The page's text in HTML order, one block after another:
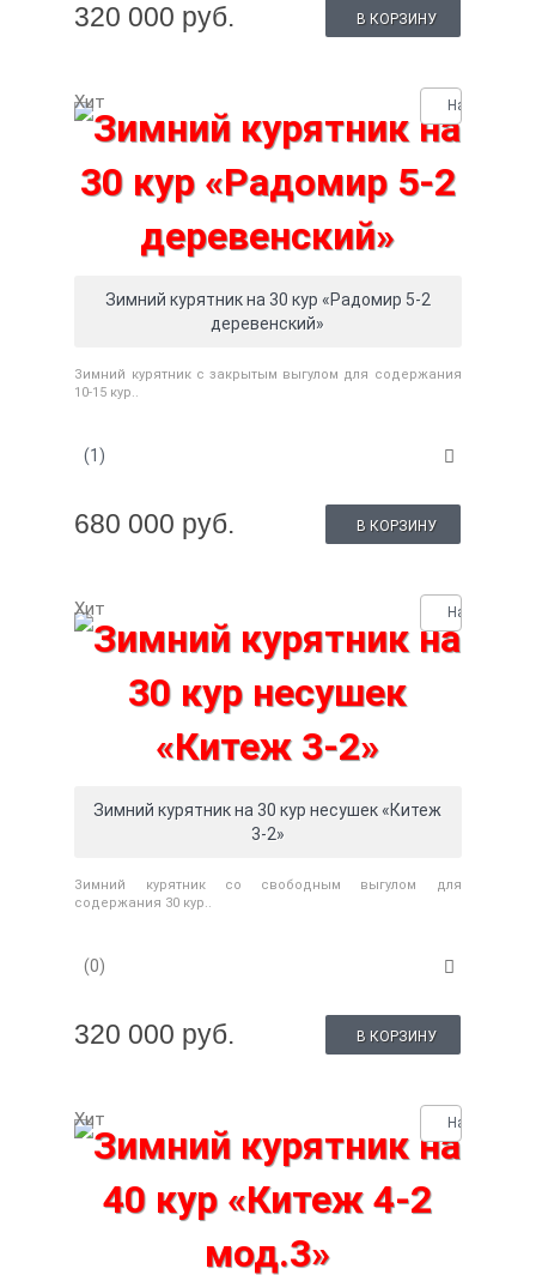
320 000 руб. В КОРЗИНУ
Хит Нашли
Зимний курятник на 30 кур «Радомир 5-2
деревенский»
Зимний курятник с закрытым выгулом для содержания
10-15 кур..
(1)
680 000 руб. В КОРЗИНУ
Хит Нашли
Зимний курятник на 30 кур несушек «Китеж
3-2»
Зимний курятник со свободным выгулом для
содержания 30 кур..
(0)
320 000 руб. В КОРЗИНУ
Хит Нашли